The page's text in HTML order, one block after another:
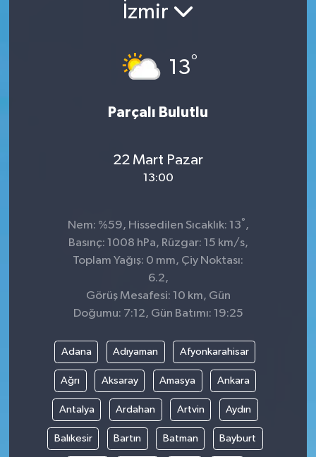
İzmir
13°
Parçalı Bulutlu
22 Mart Pazar
13:00
Nem: %59, Hissedilen Sıcaklık: 13° ,
Basınç: 1008 hPa, Rüzgar: 15 km/s,
Toplam Yağış: 0 mm, Çiy Noktası:
6.2,
Görüş Mesafesi: 10 km, Gün
Doğumu: 7:12, Gün Batımı: 19:25
Adana Adıyaman Afyonkarahisar
Ağrı Aksaray Amasya Ankara
Antalya Ardahan Artvin Aydın
Balıkesir Bartın Batman Bayburt